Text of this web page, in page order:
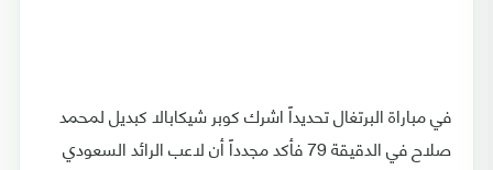
في مباراة البرتغال تحديداً اشرك كوبر شيكابالا كبديل لمحمد
صلاح في الدقيقة 79 فأكد مجدداً أن لاعب الرائد السعودي